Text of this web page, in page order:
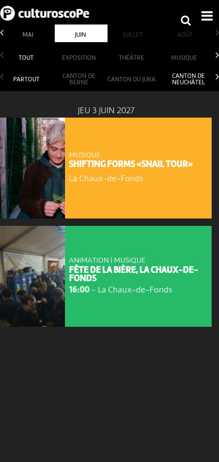
MAI JUIN JUILLET AOÛT
TOUT EXPOSITION THÉÂTRE MUSIQUE
PARTOUT
CANTON DE
BERNE
CANTON DU JURA
CANTON DE
NEUCHÂTEL
JEU 3 JUIN 2027
MUSIQUE
SHIFTING FORMS «SNAIL TOUR»
La Chaux-de-Fonds
ANIMATION | MUSIQUE
FÊTE DE LA BIÈRE, LA CHAUX-DE-
FONDS
16:00- La Chaux-de-Fonds